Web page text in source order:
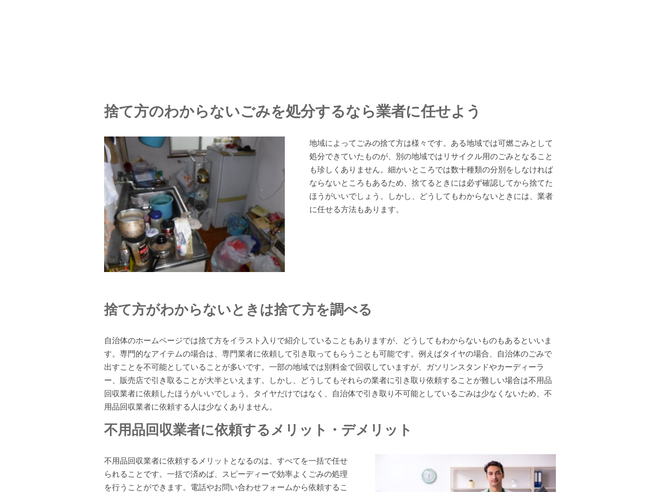
捨て方のわからないごみを処分するなら業者に任せよう
地域によってごみの捨て方は様々です。ある地域では可燃ごみとして
処分できていたものが、別の地域ではリサイクル用のごみとなること
も珍しくありません。細かいところでは数十種類の分別をしなければ
ならないところもあるため、捨てるときには必ず確認してから捨てた
ほうがいいでしょう。しかし、どうしてもわからないときには、業者
に任せる方法もあります。
捨て方がわからないときは捨て方を調べる
自治体のホームページでは捨て方をイラスト入りで紹介していることもありますが、どうしてもわからないものもあるといいま
す。専門的なアイテムの場合は、専門業者に依頼して引き取ってもらうことも可能です。例えばタイヤの場合、自治体のごみで
出すことを不可能としていることが多いです。一部の地域では別料金で回収していますが、ガソリンスタンドやカーディーラ
ー、販売店で引き取ることが大半といえます。しかし、どうしてもそれらの業者に引き取り依頼することが難しい場合は不用品
回収業者に依頼したほうがいいでしょう。タイヤだけではなく、自治体で引き取り不可能としているごみは少なくないため、不
用品回収業者に依頼する人は少なくありません。
不用品回収業者に依頼するメリット・デメリット
不用品回収業者に依頼するメリットとなるのは、すべてを一括で任せ
られることです。一括で済めば、スピーディーで効率よくごみの処理
を行うことができます。電話やお問い合わせフォームから依頼するこ